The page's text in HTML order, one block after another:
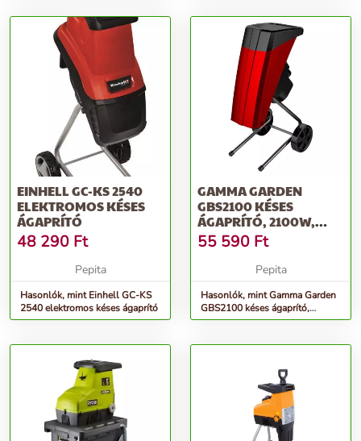
EINHELL GC-KS 2540
ELEKTROMOS KÉSES
ÁGAPRÍTÓ
48 290 Ft
Pepita
Hasonlók, mint Einhell GC-KS
2540 elektromos késes ágaprító
GAMMA GARDEN
GBS2100 KÉSES
ÁGAPRÍTÓ, 2100W,
35MM, FEKETE-PIROS
55 590 Ft
Pepita
Hasonlók, mint Gamma Garden
GBS2100 késes ágaprító,
2100W, 35mm, fekete-piros